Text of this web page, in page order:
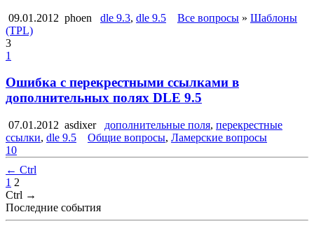
09.01.2012 phoen dle 9.3, dle 9.5 Все вопросы » Шаблоны
(TPL)
3
1
Ошибка с перекрестными ссылками в
дополнительных полях DLE 9.5
07.01.2012 asdixer дополнительные поля, перекрестные
ссылки, dle 9.5 Общие вопросы, Ламерские вопросы
10
← Ctrl
1 2
Ctrl →
Последние события